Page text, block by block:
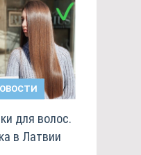
для волос.
в Латвии